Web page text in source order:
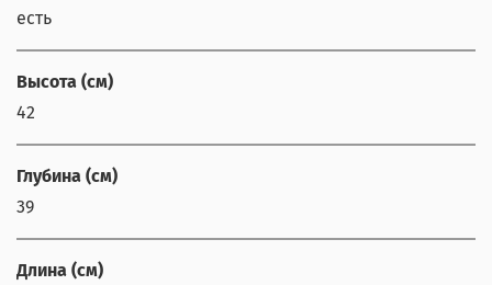
есть
Высота (см)
42
Глубина (см)
39
Длина (см)